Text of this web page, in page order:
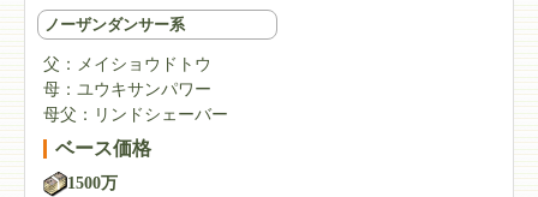
ノーザンダンサー系
父： メイショウドトウ
母： ユウキサンパワー
母父： リンドシェーバー
ベース価格
1500万